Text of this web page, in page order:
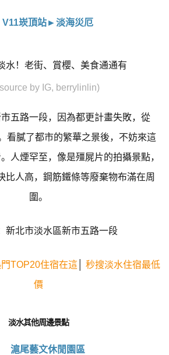
V11崁頂站►淡海災厄
by IG, berrylinlin)
五路一段，因為都更計畫失敗，從
看膩了都市的繁華之景後，不妨來這
人煙罕至，像是殭屍片的拍攝景點，
比人高，鋼筋鐵條等廢棄物布滿在周
圍。
新北市淡水區新市五路一段
TOP20住宿在這│ 秒搜淡水住宿最低
價
淡水其他周邊景點
滬尾藝文休閒園區